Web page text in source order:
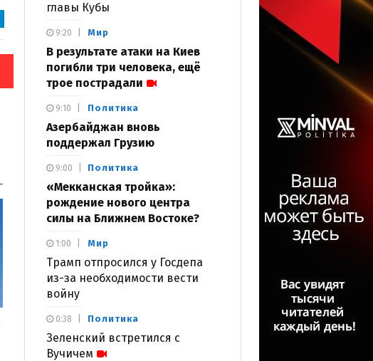
главы Кубы
Мир
В результате атаки на Киев
погибли три человека, ещё
трое пострадали
9:20
Политика
Азербайджан вновь
поддержал Грузию
9:10
Политика
«Мекканская тройка»:
рождение нового центра
силы на Ближнем Востоке?
9:00
Мир
Трамп отпросился у Госдепа
из-за необходимости вести
войну
1:00
Политика
Зеленский встретился с
Вучичем
0:38